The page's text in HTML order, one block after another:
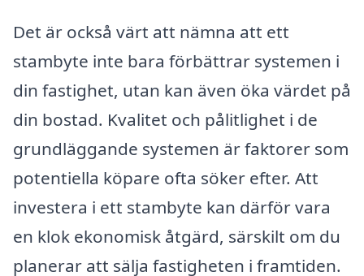
Det är också värt att nämna att ett
stambyte inte bara förbättrar systemen i
din fastighet, utan kan även öka värdet på
din bostad. Kvalitet och pålitlighet i de
grundläggande systemen är faktorer som
potentiella köpare ofta söker efter. Att
investera i ett stambyte kan därför vara
en klok ekonomisk åtgärd, särskilt om du
planerar att sälja fastigheten i framtiden.